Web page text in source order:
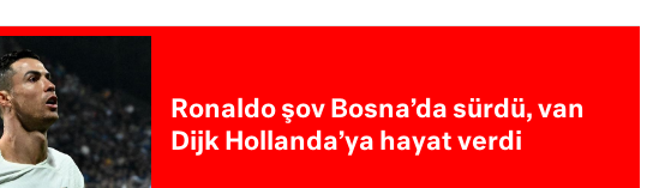
Ronaldo şov Bosna’da sürdü, van
Dijk Hollanda’ya hayat verdi